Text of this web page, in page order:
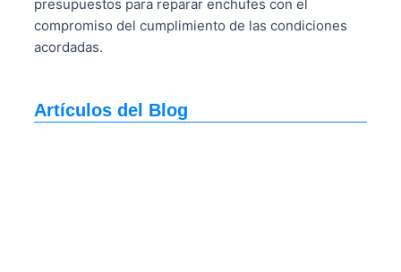
presupuestos para reparar enchufes con el
compromiso del cumplimiento de las condiciones
acordadas.
Artículos del Blog